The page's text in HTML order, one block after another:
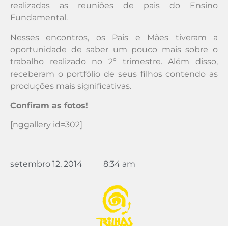
realizadas as reuniões de pais do Ensino
Fundamental.
Nesses encontros, os Pais e Mães tiveram a
oportunidade de saber um pouco mais sobre o
trabalho realizado no 2º trimestre. Além disso,
receberam o portfólio de seus filhos contendo as
produções mais significativas.
Confiram as fotos!
[nggallery id=302]
setembro 12, 2014 8:34 am